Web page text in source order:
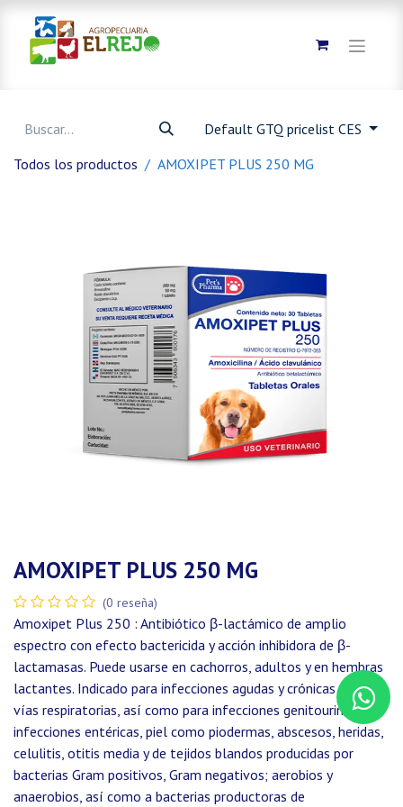
Default GTQ pricelist CES
Todos los productos
AMOXIPET PLUS 250 MG
AMOXIPET PLUS 250 MG
(0 reseña)
Amoxipet Plus 250 : Antibiótico β-lactámico de amplio
espectro con efecto bactericida y acción inhibidora de β-
lactamasas. Puede usarse en cachorros, adultos y en hembras
lactantes. Indicado para infecciones agudas y crónicas de las
vías respiratorias, así como para infecciones genitourinarias,
infecciones entéricas, piel como piodermas, abscesos, heridas,
celulitis, otitis media y de tejidos blandos producidas por
bacterias Gram positivos, Gram negativos; aerobios y
anaerobios, así como a bacterias productoras de